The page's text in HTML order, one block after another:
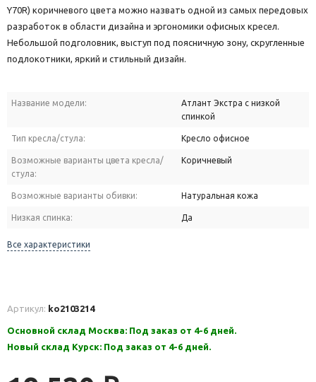
Y70R) коричневого цвета можно назвать одной из самых передовых
разработок в области дизайна и эргономики офисных кресел.
Небольшой подголовник, выступ под поясничную зону, скругленные
подлокотники, яркий и стильный дизайн.
Название модели:
Атлант Экстра с низкой
спинкой
Тип кресла/стула: Кресло офисное
Возможные варианты цвета кресла/
стула:
Коричневый
Возможные варианты обивки: Натуральная кожа
Низкая спинка: Да
Все характеристики
Артикул: ko2103214
Основной склад Москва: Под заказ от 4-6 дней.
Новый склад Курск: Под заказ от 4-6 дней.